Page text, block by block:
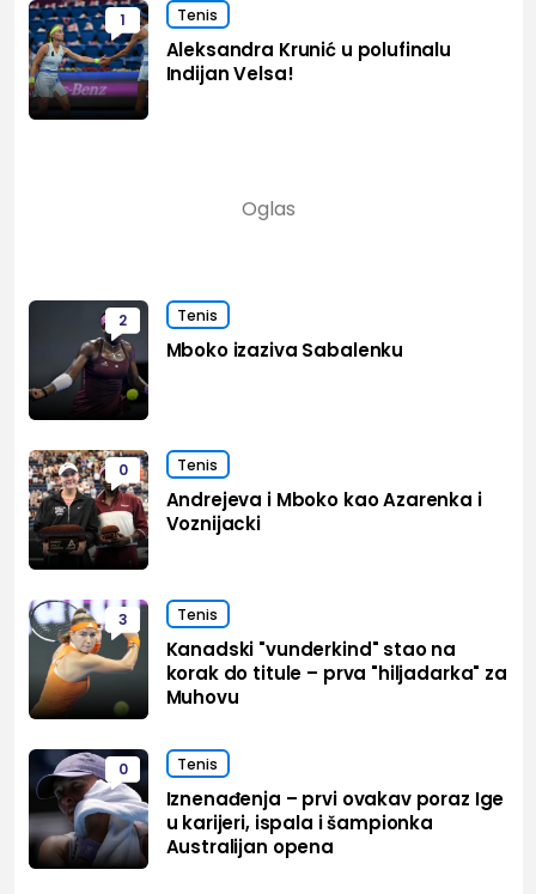
1 Tenis
Aleksandra Krunić u polufinalu
Indijan Velsa!
2 Tenis
Mboko izaziva Sabalenku
0 Tenis
Andrejeva i Mboko kao Azarenka i
Voznijacki
3 Tenis
Kanadski "vunderkind" stao na
korak do titule – prva "hiljadarka" za
Muhovu
0 Tenis
Iznenađenja – prvi ovakav poraz Ige
u karijeri, ispala i šampionka
Australijan opena